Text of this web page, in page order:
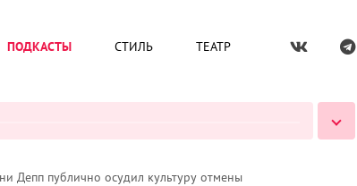
ПОДКАСТЫ СТИЛЬ ТЕАТР
Депп публично осудил культуру отмены